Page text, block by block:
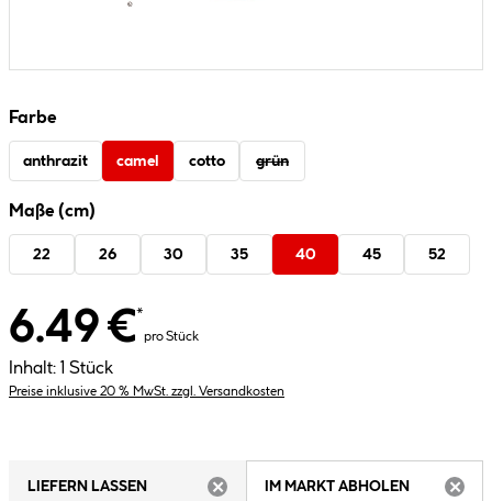
Farbe
anthrazit camel cotto grün
Maße (cm)
22 26 30 35 40 45 52
6.49 €*
pro Stück
Inhalt: 1 Stück
Preise inklusive 20 % MwSt. zzgl. Versandkosten
LIEFERN LASSEN
IM MARKT ABHOLEN